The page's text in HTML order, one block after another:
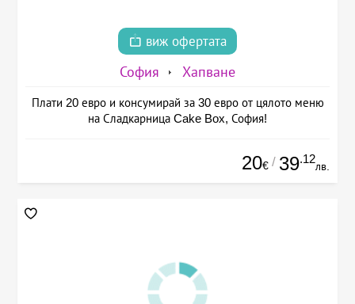
виж офертата
София Хапване
Плати 20 евро и консумирай за 30 евро от цялото меню
на Сладкарница Cake Box, София!
20€ / 39.12
лв.